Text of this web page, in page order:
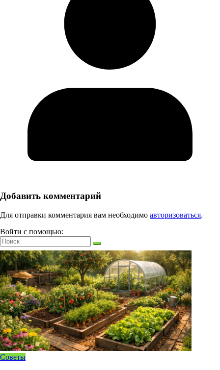
Добавить комментарий
Для отправки комментария вам необходимо авторизоваться.
Войти с помощью:
Советы